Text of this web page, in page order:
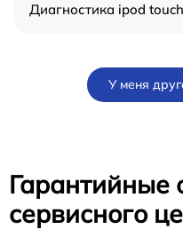
Диагностика ipod
У меня
Гарантийные
сервисного